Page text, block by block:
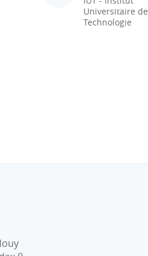
Universitaire de
Technologie